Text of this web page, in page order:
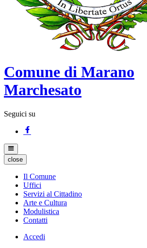
Comune di Marano
Marchesato
Seguici su
close
Il Comune
Uffici
Servizi al Cittadino
Arte e Cultura
Modulistica
Contatti
Accedi